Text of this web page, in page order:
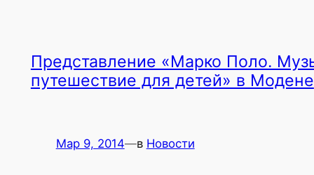
Представление «Марко Поло.
путешествие для детей» в Модене
Мар 9, 2014—в Новости